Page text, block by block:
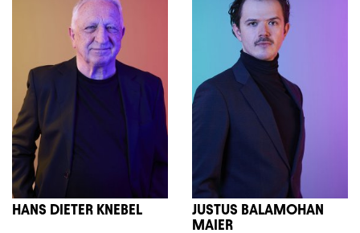
HANS DIETER KNEBEL
JUSTUS BALAMOHAN
MAIER